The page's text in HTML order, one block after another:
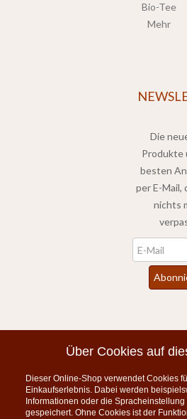
Bio-Tee
Mehr
Die
Produkte
besten
per E-Mail,
nichts
KONTAKT
Über Cookies auf
Dieser Online-Shop verwendet Cookies
Einkaufserlebnis. Dabei werden
Informationen oder die
gespeichert. Ohne Cookies ist der